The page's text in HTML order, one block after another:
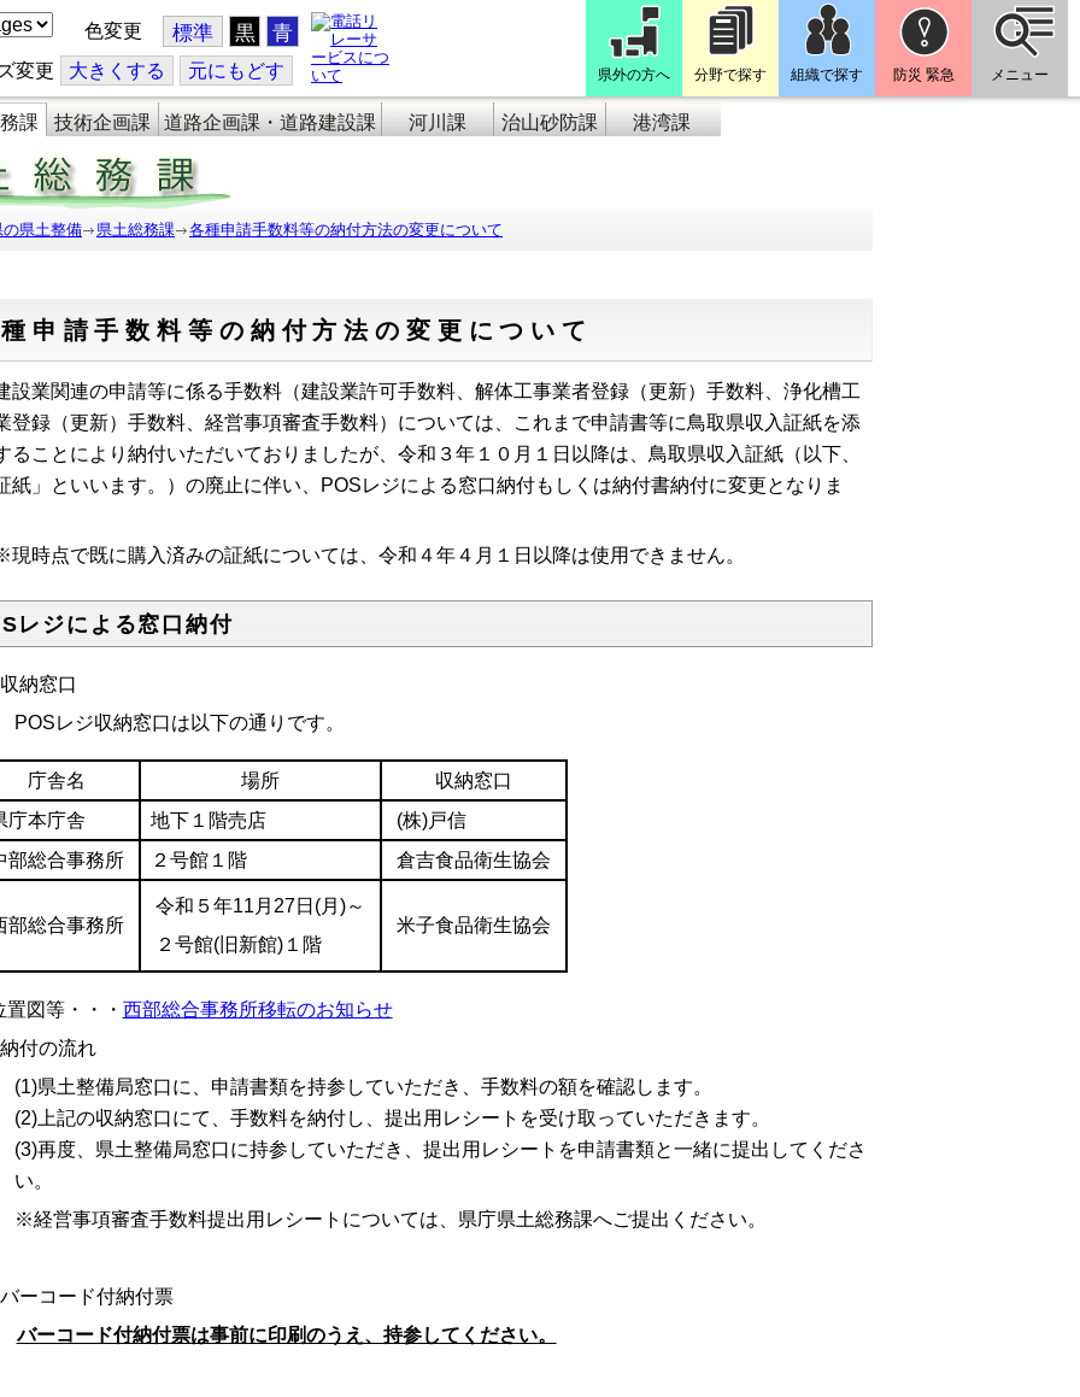
色変更 標準 黒 青
変更 大きくする 元にもどす 県外の方へ 分野で探す 組織で探す 防災 緊急 メニュー
課 技術企画課 道路企画課・道路建設課 河川課 治山砂防課 港湾課
の県土整備 県土総務課 各種申請手数料等の納付方法の変更について
申請手数料等の納付方法の変更について
業関連の申請等に係る手数料（建設業許可手数料、解体工事業者登録（更新）手数料、浄化槽工
登録（更新）手数料、経営事項審査手数料）については、これまで申請書等に鳥取県収入証紙を添
ることにより納付いただいておりましたが、令和３年１０月１日以降は、鳥取県収入証紙（以下、
紙」といいます。）の廃止に伴い、POSレジによる窓口納付もしくは納付書納付に変更となりま
時点で既に購入済みの証紙については、令和４年４月１日以降は使用できません。
レジによる窓口納付
納窓口
POSレジ収納窓口は以下の通りです。
庁舎名 場所
収納窓口
庁本庁舎
地下１階売店
(株)戸信
部総合事務所
２号館１階 倉吉食品衛生協会
部総合事務所
令和５年11月27日(月)～
２号館(旧新館)１階
米子食品衛生協会
図等・・・ 西部総合事務所移転のお知らせ
付の流れ
(1)県土整備局窓口に、申請書類を持参していただき、手数料の額を確認します。
(2)上記の収納窓口にて、手数料を納付し、提出用レシートを受け取っていただきます。
(3)再度、県土整備局窓口に持参していただき、提出用レシートを申請書類と一緒に提出してくださ
い。
※経営事項審査手数料提出用レシートについては、県庁県土総務課へご提出ください。
コード付納付票
バーコード付納付票は事前に印刷のうえ、持参してください。